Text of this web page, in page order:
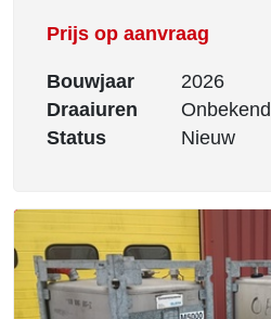
Prijs op aanvraag
Bouwjaar
2026
Draaiuren
Onbekend
Status
Nieuw